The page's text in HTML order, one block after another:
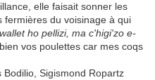
elle faisait sonner les
fermières du voisinage à qui
ho pellizi, ma c'higi'zo e-
vos poulettes car mes coqs
Sigismond Ropartz